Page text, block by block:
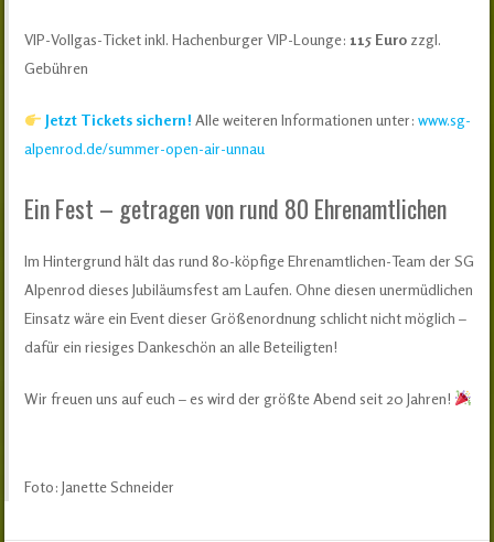
VIP-Vollgas-Ticket inkl. Hachenburger VIP-Lounge:115 Euro zzgl.
Gebühren
Jetzt Tickets sichern! Alle weiteren Informationen unter:www.sg-
alpenrod.de/summer-open-air-unnau
Ein Fest – getragen von rund 80 Ehrenamtlichen
Im Hintergrund hält das rund 80-köpfige Ehrenamtlichen-Team der SG
Alpenrod dieses Jubiläumsfest am Laufen. Ohne diesen unermüdlichen
Einsatz wäre ein Event dieser Größenordnung schlicht nicht möglich –
dafür ein riesiges Dankeschön an alle Beteiligten!
Wir freuen uns auf euch – es wird der größte Abend seit 20 Jahren!
Foto: Janette Schneider